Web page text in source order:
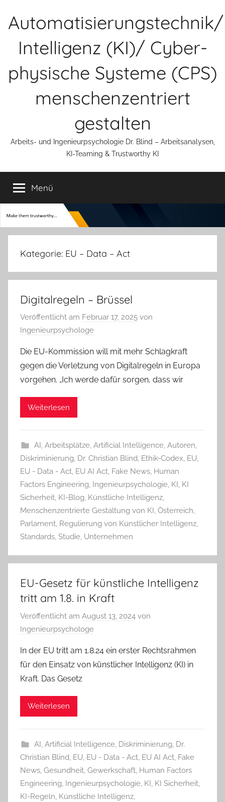
Inhalt
Intelligenz (KI)/ Cyber-
physische Systeme (CPS)
menschenzentriert
gestalten
Arbeits- und Ingenieurpsychologie Dr. Blind – Arbeitsanalysen,
KI-Teaming & Trustworthy KI
Menü
Kategorie: EU – Data – Act
Digitalregeln – Brüssel
Veröffentlicht am Februar 17, 2025 von
Ingenieurpsychologe
Die EU-Kommission will mit mehr Schlagkraft
gegen die Verletzung von Digitalregeln in Europa
vorgehen. „Ich werde dafür sorgen, dass wir
Weiterlesen
AI, Arbeitsplätze, Artificial Intelligence, Autoren,
Diskriminierung, Dr. Christian Blind, Ethik-Codex, EU,
EU - Data - Act, EU AI Act, Fake News, Human
Factors Engineering, Ingenieurpsychologie, KI, KI
Sicherheit, KI-Blog, Künstliche Intelligenz,
Menschenzentrierte Gestaltung von KI, Österreich,
Parlament, Regulierung von Künstlicher Intelligenz,
Standards, Studie, Unternehmen
EU-Gesetz für künstliche Intelligenz
tritt am 1.8. in Kraft
Veröffentlicht am August 13, 2024 von
Ingenieurpsychologe
In der EU tritt am 1.8.24 ein erster Rechtsrahmen
für den Einsatz von künstlicher Intelligenz (KI) in
Kraft. Das Gesetz
Weiterlesen
AI, Artificial Intelligence, Diskriminierung, Dr.
Christian Blind, EU, EU - Data - Act, EU AI Act, Fake
News, Gesundheit, Gewerkschaft, Human Factors
Engineering, Ingenieurpsychologie, KI, KI Sicherheit,
KI-Regeln, Künstliche Intelligenz,